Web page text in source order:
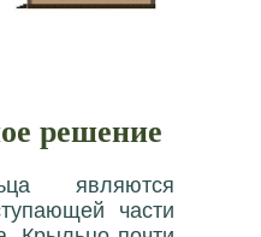
решение
являются
части